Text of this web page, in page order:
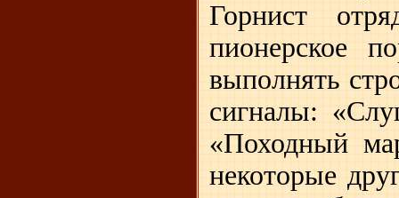
Горнист
пионерское
выполнять
сигналы:
«Походный
некоторые